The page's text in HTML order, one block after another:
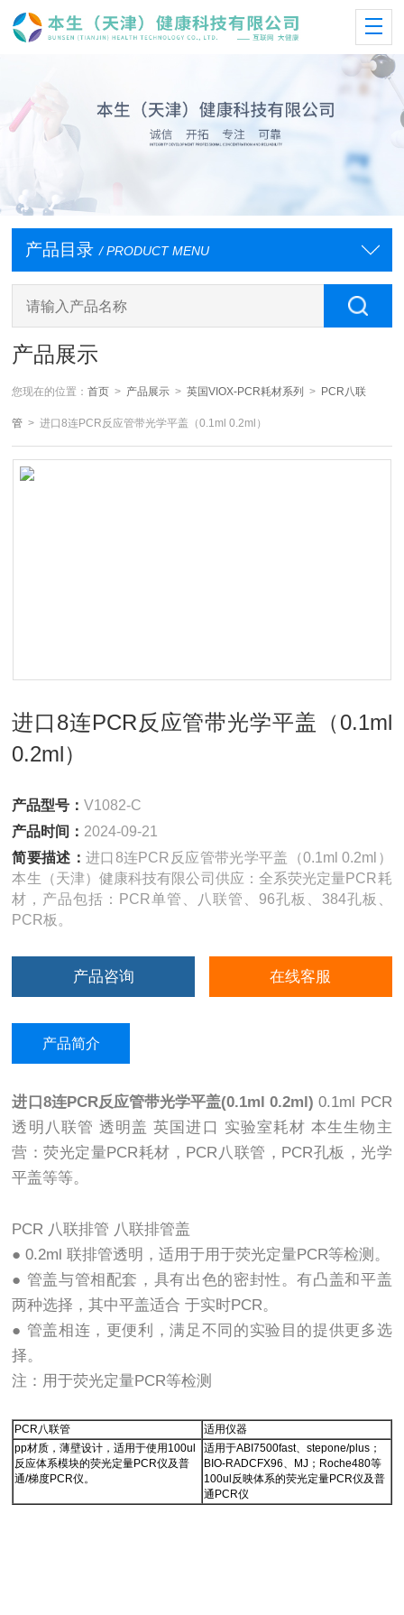
产品目录 / PRODUCT MENU
产品展示
您现在的位置：首页 > 产品展示 >英国VIOX-PCR耗材系列 > PCR八联
管 > 进口8连PCR反应管带光学平盖（0.1ml 0.2ml）
进口8连PCR反应管带光学平盖（0.1ml
0.2ml）
产品型号：V1082-C
产品时间： 2024-09-21
简要描述：进口8连PCR反应管带光学平盖（0.1ml 0.2ml）
本生（天津）健康科技有限公司供应：全系荧光定量PCR耗
材，产品包括：PCR单管、八联管、96孔板、384孔板、
PCR板。
产品咨询 在线客服
产品简介
进口8连PCR反应管带光学平盖(0.1ml 0.2ml) 0.1ml PCR
透明八联管 透明盖 英国进口 实验室耗材 本生生物主
营：荧光定量PCR耗材，PCR八联管，PCR孔板，光学
平盖等等。
PCR 八联排管 八联排管盖
● 0.2ml 联排管透明，适用于用于荧光定量PCR等检测。
● 管盖与管相配套，具有出色的密封性。有凸盖和平盖
两种选择，其中平盖适合 于实时PCR。
● 管盖相连，更便利，满足不同的实验目的提供更多选
择。
注：用于荧光定量PCR等检测
PCR八联管
适用仪器
pp材质，薄壁设计，适用于使用100ul
反应体系模块的荧光定量PCR仪及普
通/梯度PCR仪。
适用于ABI7500fast、stepone/plus；
BIO-RADCFX96、MJ；Roche480等
100ul反映体系的荧光定量PCR仪及普
通PCR仪